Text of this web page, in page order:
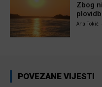
Zbog
Ana Tokić
POVEZANE VIJESTI